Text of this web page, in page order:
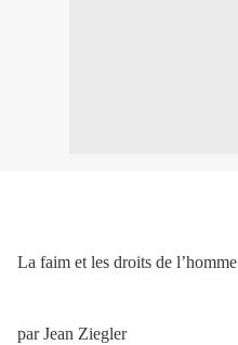
La faim et les droits de l’homme
par Jean Ziegler